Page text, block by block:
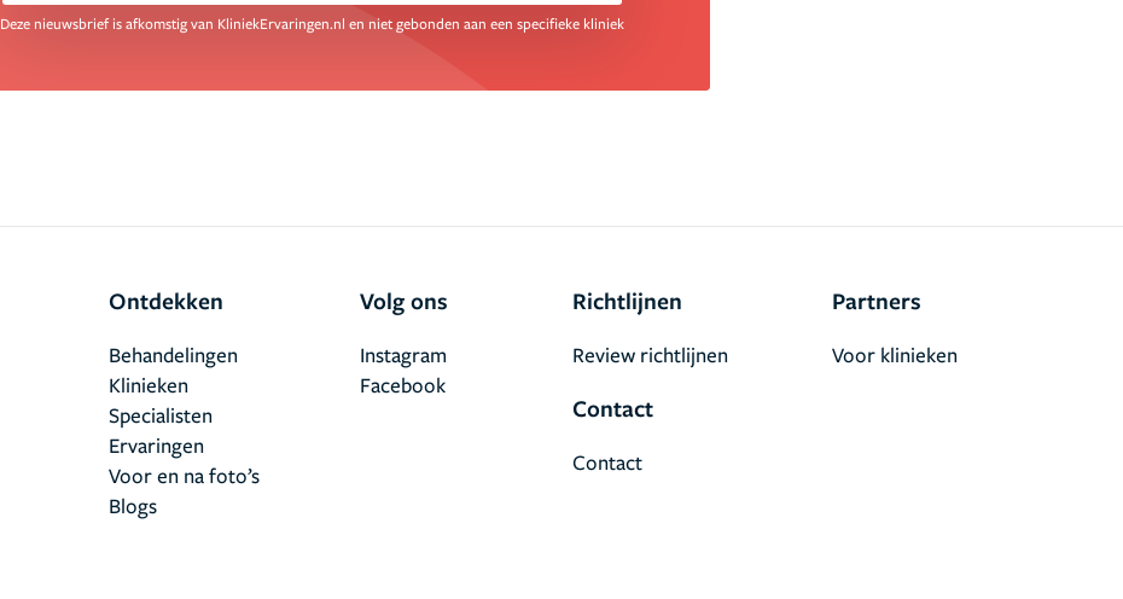
Deze nieuwsbrief is afkomstig van KliniekErvaringen.nl en niet gebonden aan een specifieke kliniek
Ontdekken
Behandelingen
Klinieken
Specialisten
Ervaringen
Voor en na foto’s
Blogs
Volg ons
Facebook
Instagram
Richtlijnen
Review richtlijnen
Contact
Contact
Partners
Voor klinieken